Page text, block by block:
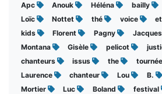
Apc
Anouk Héléna bailly
Loïc
Nottet thé voice
kids
Florent Pagny Jacques
Montana
Gisèle pelicot
chanteurs
issus the tournée
Laurence
chanteur Lou B.
Mortier
Luc Boland festival